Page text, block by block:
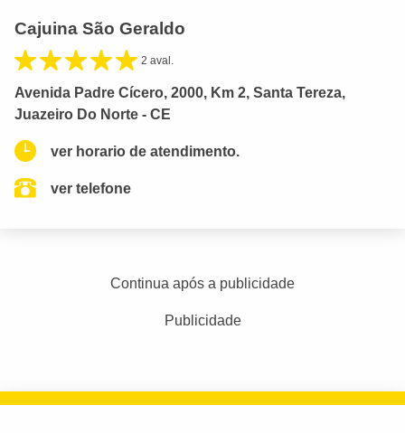
Cajuina São Geraldo
2 aval.
Avenida Padre Cícero, 2000, Km 2, Santa Tereza,
Juazeiro Do Norte - CE
ver horario de atendimento.
ver telefone
Continua após a publicidade
Publicidade